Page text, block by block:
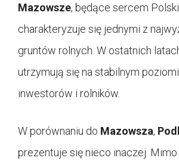
Mazowsze, będące sercem
charakteryzuje się jednymi z
gruntów rolnych. W ostatnich
utrzymują się na stabilnym
inwestorów i rolników.
W porównaniu do Mazowsza,
prezentuje się nieco inaczej.